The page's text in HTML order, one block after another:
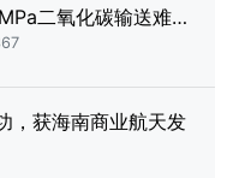
二氧化碳输送难题
，获海南商业航天发